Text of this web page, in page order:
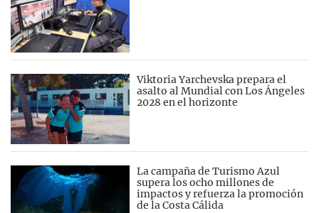
Viktoria Yarchevska prepara el
asalto al Mundial con Los Ángeles
2028 en el horizonte
La campaña de Turismo Azul
supera los ocho millones de
impactos y refuerza la promoción
de la Costa Cálida